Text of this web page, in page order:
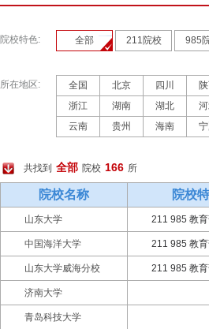
院校特色: 全部 211院校 985
所在地区: 全国 北京 四川
浙江
湖南 湖北
云南
贵州 海南
共找到 全部 院校 166 所
院校名称 院校
山东大学 211 985 教
中国海洋大学 211 985 教
山东大学威海分校 211 985 教
济南大学
青岛科技大学